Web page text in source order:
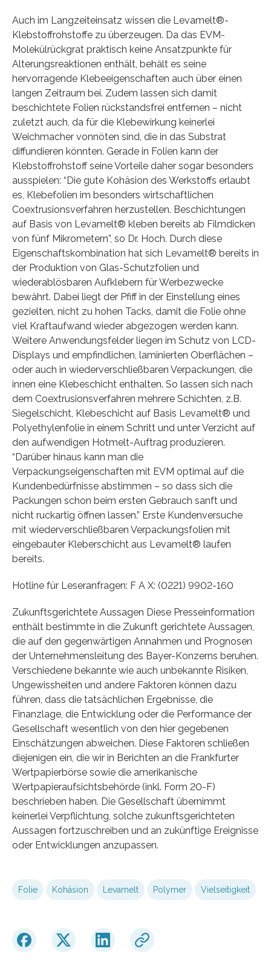
Auch im Langzeiteinsatz wissen die Levamelt®-
Klebstoffrohstoffe zu überzeugen. Da das EVM-
Molekülrückgrat praktisch keine Ansatzpunkte für
Alterungsreaktionen enthält, behält es seine
hervorragende Klebeeigenschaften auch über einen
langen Zeitraum bei. Zudem lassen sich damit
beschichtete Folien rückstandsfrei entfernen – nicht
zuletzt auch, da für die Klebewirkung keinerlei
Weichmacher vonnöten sind, die in das Substrat
diffundieren könnten. Gerade in Folien kann der
Klebstoffrohstoff seine Vorteile daher sogar besonders
ausspielen: “Die gute Kohäsion des Werkstoffs erlaubt
es, Klebefolien im besonders wirtschaftlichen
Coextrusionsverfahren herzustellen. Beschichtungen
auf Basis von Levamelt® kleben bereits ab Filmdicken
von fünf Mikrometern”, so Dr. Hoch. Durch diese
Eigenschaftskombination hat sich Levamelt® bereits in
der Produktion von Glas-Schutzfolien und
wiederablösbaren Aufklebern für Werbezwecke
bewährt. Dabei liegt der Pfiff in der Einstellung eines
gezielten, nicht zu hohen Tacks, damit die Folie ohne
viel Kraftaufwand wieder abgezogen werden kann.
Weitere Anwendungsfelder liegen im Schutz von LCD-
Displays und empfindlichen, laminierten Oberflächen –
oder auch in wiederverschließbaren Verpackungen, die
innen eine Klebeschicht enthalten. So lassen sich nach
dem Coextrusionsverfahren mehrere Schichten, z.B.
Siegelschicht, Klebeschicht auf Basis Levamelt® und
Polyethylenfolie in einem Schritt und unter Verzicht auf
den aufwendigen Hotmelt-Auftrag produzieren.
“Darüber hinaus kann man die
Verpackungseigenschaften mit EVM optimal auf die
Kundenbedürfnisse abstimmen – so dass sich die
Packungen schon beim ersten Gebrauch sanft und
nicht ruckartig öffnen lassen.” Erste Kundenversuche
mit wiederverschließbaren Verpackungsfolien mit
eingebauter Kleberschicht aus Levamelt® laufen
bereits.
Hotline für Leseranfragen: F A X: (0221) 9902-160
Zukunftsgerichtete Aussagen Diese Presseinformation
enthält bestimmte in die Zukunft gerichtete Aussagen,
die auf den gegenwärtigen Annahmen und Prognosen
der Unternehmensleitung des Bayer-Konzerns beruhen.
Verschiedene bekannte wie auch unbekannte Risiken,
Ungewissheiten und andere Faktoren können dazu
führen, dass die tatsächlichen Ergebnisse, die
Finanzlage, die Entwicklung oder die Performance der
Gesellschaft wesentlich von den hier gegebenen
Einschätzungen abweichen. Diese Faktoren schließen
diejenigen ein, die wir in Berichten an die Frankfurter
Wertpapierbörse sowie die amerikanische
Wertpapieraufsichtsbehörde (inkl. Form 20-F)
beschrieben haben. Die Gesellschaft übernimmt
keinerlei Verpflichtung, solche zukunftsgerichteten
Aussagen fortzuschreiben und an zukünftige Ereignisse
oder Entwicklungen anzupassen.
Folie Kohäsion Levamelt Polymer Vielseitigkeit